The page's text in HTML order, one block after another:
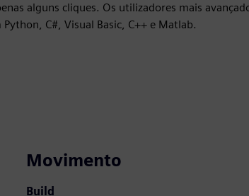
alguns cliques. Os utilizadores mais
C#, Visual Basic, C++ e Matlab.
Movimento
Build